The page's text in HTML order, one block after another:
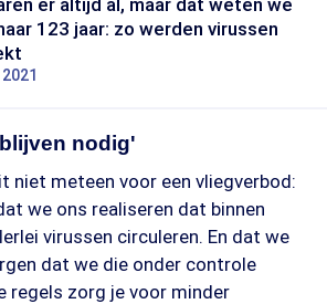
er altijd al, maar dat weten we
123 jaar: zo werden virussen
nodig'
niet meteen voor een vliegverbod:
we ons realiseren dat binnen
virussen circuleren. En dat we
dat we die onder controle
regels zorg je voor minder